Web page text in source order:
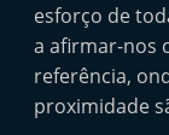
esforço de
a afirmar-nos
referência,
proximidade